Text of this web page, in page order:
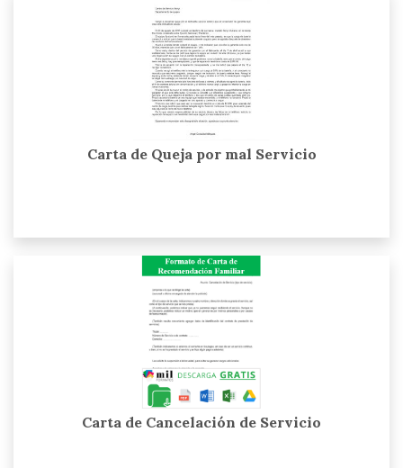
Carta de Queja por mal Servicio
Carta de Cancelación de Servicio